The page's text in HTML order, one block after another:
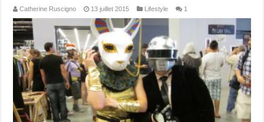
Catherine Ruscigno 13 juillet 2015 Lifestyle 1